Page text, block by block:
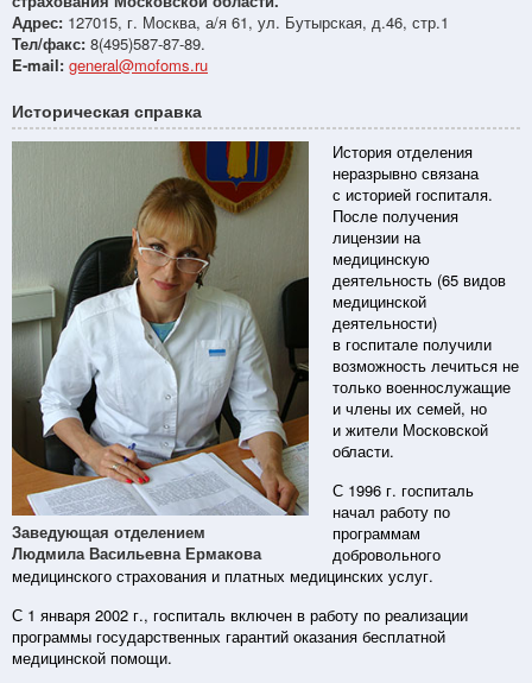
Адрес: 127015, г. Москва, а/я 61, ул. Бутырская, д.46, стр.1
Тел/факс: 8(495)587-87-89.
E-mail: general@mofoms.ru
Историческая справка
Заведующая отделением
Людмила Васильевна Ермакова
История отделения
неразрывно связана
с историей госпиталя.
После получения
лицензии на
медицинскую
деятельность (65 видов
медицинской
деятельности)
в госпитале получили
возможность лечиться не
только военнослужащие
и члены их семей, но
и жители Московской
области.
С 1996 г. госпиталь
начал работу по
программам
добровольного
медицинского страхования и платных медицинских услуг.
С 1 января 2002 г., госпиталь включен в работу по реализации
программы государственных гарантий оказания бесплатной
медицинской помощи.